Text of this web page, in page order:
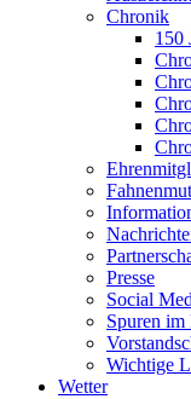
Chronik
150
Presse
Social
Spuren
Wichtige
Wetter